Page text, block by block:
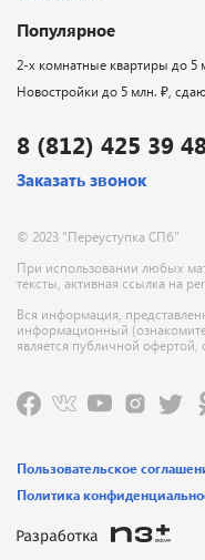
8 (812) 425 39
Заказать звонок
© 2023 "Переуступка СПб"
При использовании любых
тексты, активная ссылка на
Вся информация,
информационный
является публичной
Популярное
2-х комнатные квартиры до 5
Новостройки до 5 млн. ₽,
Пользовательское
Политика